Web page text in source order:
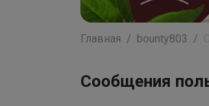
Главная bounty803
Сообщения